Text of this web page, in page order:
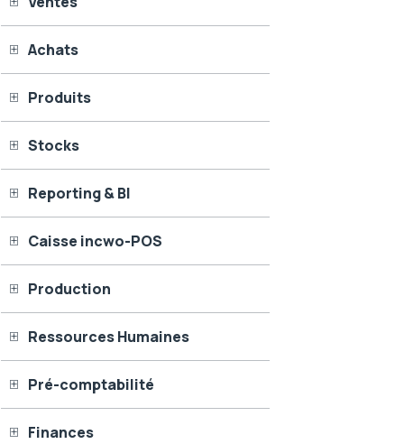
Achats
Produits
Stocks
Reporting & BI
Caisse incwo-POS
Production
Ressources Humaines
Pré-comptabilité
Finances